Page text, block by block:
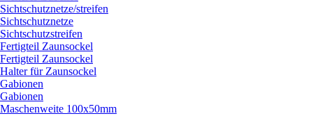
Sichtschutznetze/streifen
Sichtschutznetze
Sichtschutzstreifen
Fertigteil Zaunsockel
Fertigteil Zaunsockel
Halter für Zaunsockel
Gabionen
Gabionen
Maschenweite 100x50mm